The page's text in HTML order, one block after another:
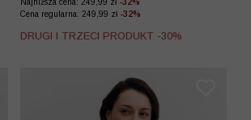
Najniższa cena: 249,99 zł -32%
Cena regularna: 249,99 zł -32%
DRUGI I TRZECI PRODUKT -30%